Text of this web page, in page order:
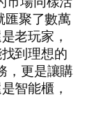
匯聚了數萬
老玩家，
到理想的
，更是讓購
智能櫃，